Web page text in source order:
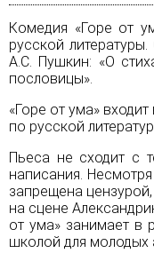
Комедия «Горе от
русской
А.С. Пушкин: «О
пословицы».
«Горе от ума»
по русской
Пьеса не сходит с
написания.
запрещена
на сцене
от ума» занимает в
школой для молодых